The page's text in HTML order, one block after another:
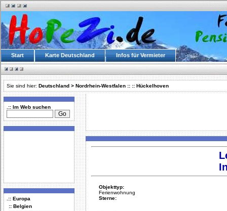
Start Karte Deutschland Infos für Vermieter
Sie sind hier: Deutschland > Nordrhein-Westfalen :: :: Hückelhoven
.:: Im Web suchen
.:: Europa
:: Belgien
Objekttyp:
Ferienwohnung
Sterne: